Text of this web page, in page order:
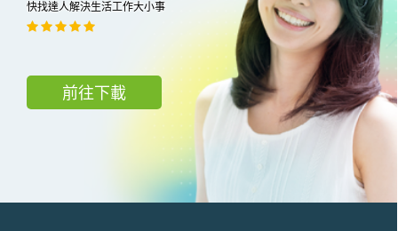
快找達人解決生活工作大小事
前往下載